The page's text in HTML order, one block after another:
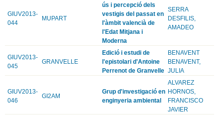
GIUV2013-
044
MUPART
ús i percepció dels
vestigis del passat en
l'àmbit valencià de
l'Edat Mitjana i
Moderna
SERRA
DESFILIS,
AMADEO
GIUV2013-
045
GRANVELLE
Edició i estudi de
l'epistolari d'Antoine
Perrenot de Granvelle
BENAVENT
BENAVENT,
JULIA
GIUV2013-
046
GI2AM
Grup d'investigació en
enginyeria ambiental
ALVAREZ
HORNOS,
FRANCISCO
JAVIER